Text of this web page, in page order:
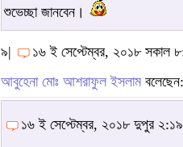
শুভেচ্ছা জানবেন।
৯|
১৬ ই সেপ্টেম্বর, ২০১৮ সকাল
আবুহেনা মোঃ আশরাফুল ইসলাম
১৬ ই সেপ্টেম্বর, ২০১৮ দুপুর ২:১৯